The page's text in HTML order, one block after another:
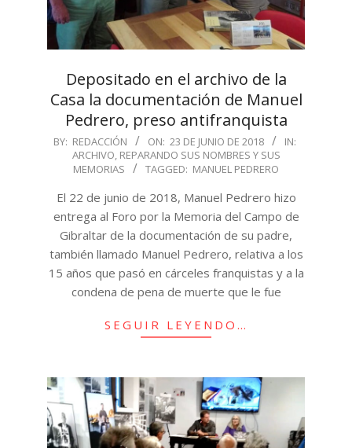
Depositado en el archivo de la
Casa la documentación de Manuel
Pedrero, preso antifranquista
2018-
BY: REDACCIÓN ON: 23 DE JUNIO DE 2018
IN:
ARCHIVO, REPARANDO SUS NOMBRES Y SUS
MEMORIAS
TAGGED: MANUEL PEDRERO
El 22 de junio de 2018, Manuel Pedrero hizo
entrega al Foro por la Memoria del Campo de
Gibraltar de la documentación de su padre,
también llamado Manuel Pedrero, relativa a los
15 años que pasó en cárceles franquistas y a la
condena de pena de muerte que le fue
SEGUIR LEYENDO…